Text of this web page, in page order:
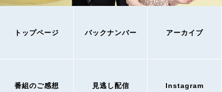
トップページ バックナンバー アーカイブ
番組のご感想 見逃し配信 Instagram